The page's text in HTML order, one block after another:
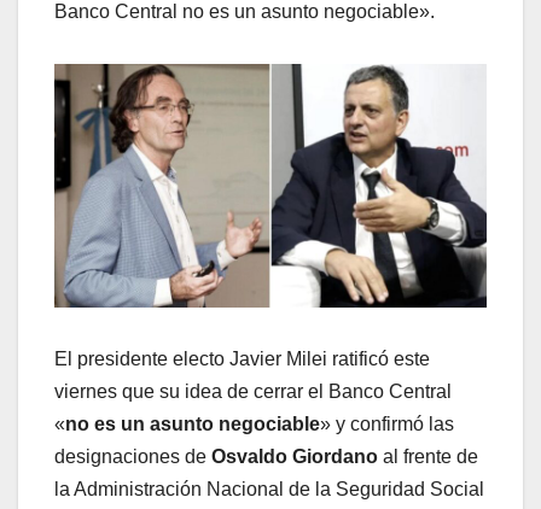
Banco Central no es un asunto negociable».
El presidente electo Javier Milei ratificó este
viernes que su idea de cerrar el Banco Central
«no es un asunto negociable» y confirmó las
designaciones de Osvaldo Giordano al frente de
la Administración Nacional de la Seguridad Social